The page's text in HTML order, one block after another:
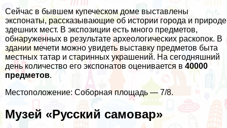
Сейчас в бывшем купеческом доме выставлены
экспонаты, рассказывающие об истории города и природе
здешних мест. В экспозиции есть много предметов,
обнаруженных в результате археологических раскопок. В
здании мечети можно увидеть выставку предметов быта
местных татар и старинных украшений. На сегодняшний
день количество его экспонатов оценивается в 40000
предметов.
Местоположение: Соборная площадь — 7/8.
Музей «Русский самовар»